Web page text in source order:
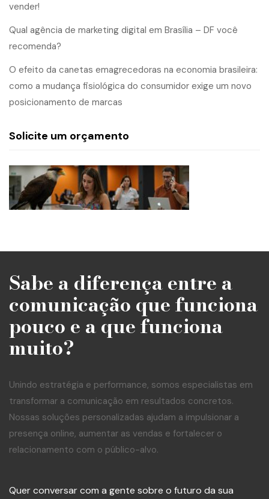
vender!
Qual agência de marketing digital em Brasília – DF você
recomenda?
O efeito da canetas emagrecedoras na economia brasileira:
como a mudança fisiológica do consumidor exige um novo
posicionamento de marcas
Solicite um orçamento
Sabe a diferença entre a
comunicação que funciona
pouco e a que funciona
muito?
Unindo estratégia e performance, somos especialistas em
transformar a comunicação em resultados concretos.
Nossas soluções personalizadas ajudam a impulsionar a
presença online, aumentar as vendas e fortalecer o
relacionamento com o público-alvo.
Quer conversar com a gente sobre o futuro da sua